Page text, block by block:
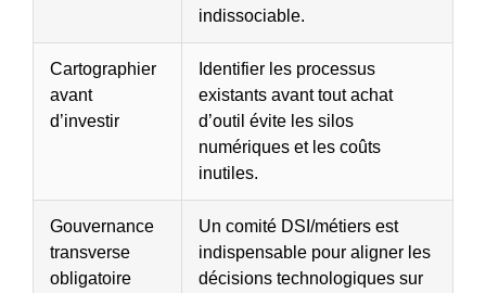
indissociable.
Cartographier
avant
d’investir
Identifier les processus
existants avant tout achat
d’outil évite les silos
numériques et les coûts
inutiles.
Gouvernance
transverse
obligatoire
Un comité DSI/métiers est
indispensable pour aligner les
décisions technologiques sur